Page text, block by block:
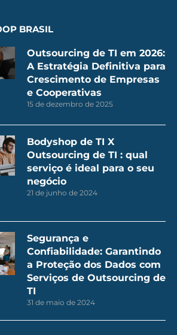
BRASIL
Outsourcing de TI em 2026:
A Estratégia Definitiva para
Crescimento de Empresas
e Cooperativas
15 de dezembro de 2025
Bodyshop de TI X
Outsourcing de TI : qual
serviço é ideal para o seu
negócio
21 de junho de 2024
Segurança e
Confiabilidade: Garantindo
a Proteção dos Dados com
Serviços de Outsourcing de
TI
31 de maio de 2024